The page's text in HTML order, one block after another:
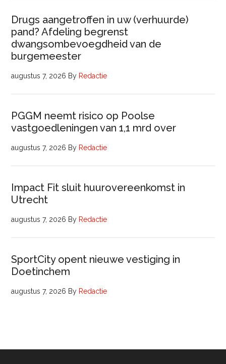
Drugs aangetroffen in uw (verhuurde)
pand? Afdeling begrenst
dwangsombevoegdheid van de
burgemeester
augustus 7, 2026 By Redactie
PGGM neemt risico op Poolse
vastgoedleningen van 1,1 mrd over
augustus 7, 2026 By Redactie
Impact Fit sluit huurovereenkomst in
Utrecht
augustus 7, 2026 By Redactie
SportCity opent nieuwe vestiging in
Doetinchem
augustus 7, 2026 By Redactie